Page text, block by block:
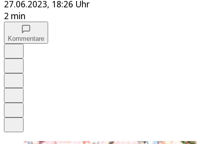
27.06.2023, 18:26 Uhr
2 min
Kommentare